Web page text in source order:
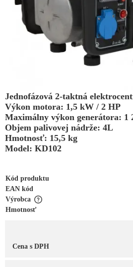
Jednofázová 2-taktná
Výkon motora: 1,5 kW / 2 HP
Maximálny výkon generátora: 1
Objem palivovej nádrže: 4L
Hmotnosť: 15,5 kg
Model: KD102
Kód produktu
EAN kód
Výrobca
Hmotnosť
Cena s DPH